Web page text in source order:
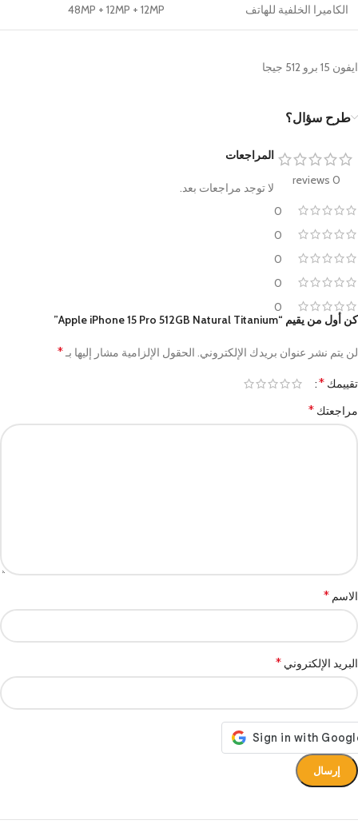
الكاميرا الخلفية للهاتف 48MP + 12MP + 12MP
ايفون 15 برو 512 جيجا
طرح سؤال؟
0 reviews
0
0
0
0
0
المراجعات
لا توجد مراجعات بعد.
كن أول من يقيم “Apple iPhone 15 Pro 512GB Natural Titanium”
لن يتم نشر عنوان بريدك الإلكتروني. الحقول الإلزامية مشار إليها بـ*
تقييمك *
مراجعتك *
الاسم *
البريد الإلكتروني *